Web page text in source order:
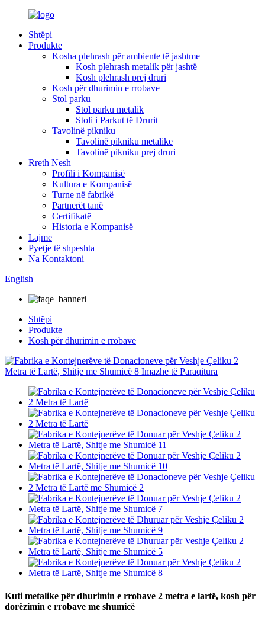
Shtëpi
Produkte
Kosha plehrash për ambiente të jashtme
Kosh plehrash metalik për jashtë
Kosh plehrash prej druri
Kosh për dhurimin e rrobave
Stol parku
Stol parku metalik
Stoli i Parkut të Drurit
Tavolinë pikniku
Tavolinë pikniku metalike
Tavolinë pikniku prej druri
Rreth Nesh
Profili i Kompanisë
Kultura e Kompanisë
Turne në fabrikë
Partnerët tanë
Certifikatë
Historia e Kompanisë
Lajme
Pyetje të shpeshta
Na Kontaktoni
English
Shtëpi
Produkte
Kosh për dhurimin e rrobave
Kuti metalike për dhurimin e rrobave 2 metra e lartë, kosh për
dorëzimin e rrobave me shumicë